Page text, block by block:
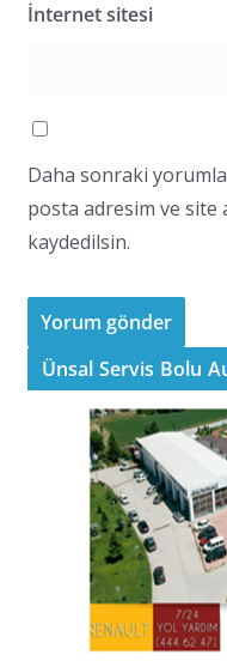
İnternet sitesi
Daha sonraki
posta adresim ve site
kaydedilsin.
Ünsal Servis Bolu